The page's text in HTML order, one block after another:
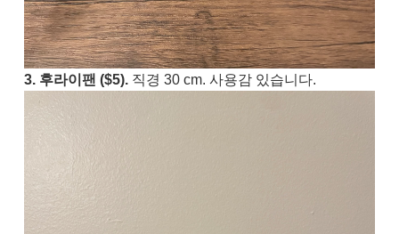
3. 후라이팬 ($5). 직경 30 cm. 사용감 있습니다.